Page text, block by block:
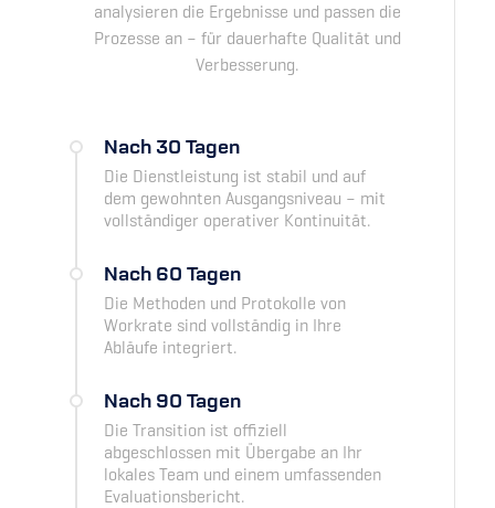
analysieren die Ergebnisse und passen die
Prozesse an – für dauerhafte Qualität und
Verbesserung.
Nach 30 Tagen
Die Dienstleistung ist stabil und auf
dem gewohnten Ausgangsniveau – mit
vollständiger operativer Kontinuität.
Nach 60 Tagen
Die Methoden und Protokolle von
Workrate sind vollständig in Ihre
Abläufe integriert.
Nach 90 Tagen
Die Transition ist offiziell
abgeschlossen mit Übergabe an Ihr
lokales Team und einem umfassenden
Evaluationsbericht.